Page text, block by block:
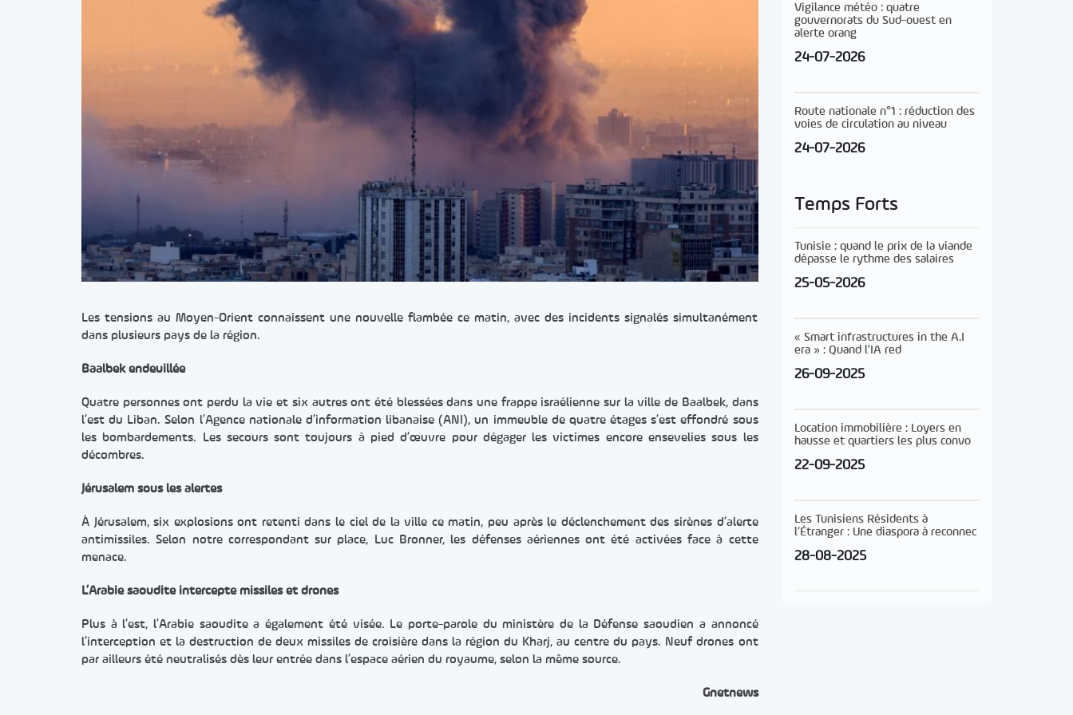
Les tensions au Moyen-Orient connaissent une nouvelle flambée ce matin, avec des incidents signalés simultanément
dans plusieurs pays de la région.
Baalbek endeuillée
Quatre personnes ont perdu la vie et six autres ont été blessées dans une frappe israélienne sur la ville de Baalbek, dans
l’est du Liban. Selon l’Agence nationale d’information libanaise (ANI), un immeuble de quatre étages s’est effondré sous
les bombardements. Les secours sont toujours à pied d’œuvre pour dégager les victimes encore ensevelies sous les
décombres.
Jérusalem sous les alertes
À Jérusalem, six explosions ont retenti dans le ciel de la ville ce matin, peu après le déclenchement des sirènes d’alerte
antimissiles. Selon notre correspondant sur place, Luc Bronner, les défenses aériennes ont été activées face à cette
menace.
L’Arabie saoudite intercepte missiles et drones
Plus à l’est, l’Arabie saoudite a également été visée. Le porte-parole du ministère de la Défense saoudien a annoncé
l’interception et la destruction de deux missiles de croisière dans la région du Kharj, au centre du pays. Neuf drones ont
par ailleurs été neutralisés dès leur entrée dans l’espace aérien du royaume, selon la même source.
Gnetnews
Vigilance météo : quatre
gouvernorats du Sud-ouest en
alerte orang
24-07-2026
Route nationale n°1 : réduction des
voies de circulation au niveau
24-07-2026
Temps Forts
Tunisie : quand le prix de la viande
dépasse le rythme des salaires
25-05-2026
« Smart infrastructures in the A.I
era » : Quand l’IA red
26-09-2025
Location immobilière : Loyers en
hausse et quartiers les plus convo
22-09-2025
Les Tunisiens Résidents à
l’Étranger : Une diaspora à reconnec
28-08-2025